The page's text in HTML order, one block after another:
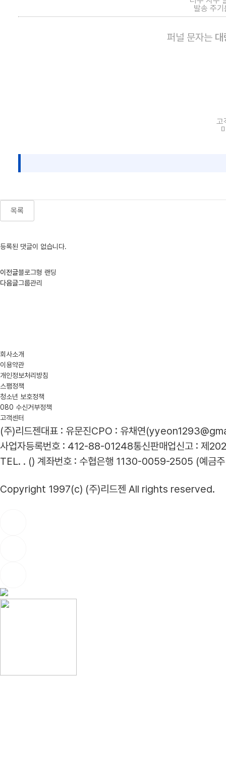
발송 주
퍼널 문자는
고
목록
등록된 댓글이 없습니다.
이전글블로그형 랜딩
다음글그룹관리
회사소개
이용약관
개인정보처리방침
스팸정책
청소년 보호정책
080 수신거부정책
고객센터
(주)리드젠대표 : 유문진CPO : 유채연
사업자등록번호 : 412-88-01248통신판매업신고 : 제
TEL. . () 계좌번호 : 수협은행 1130-0059-2505 (예금주
Copyright 1997(c) (주)리드젠 All rights reserved.